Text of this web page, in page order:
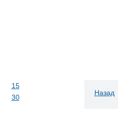
15
30
Назад